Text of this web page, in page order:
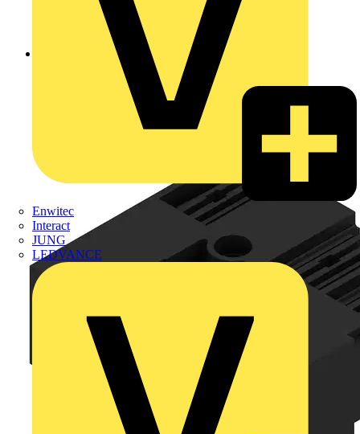
Enwitec
Interact
JUNG
LEDVANCE
Zurück zu Produkte